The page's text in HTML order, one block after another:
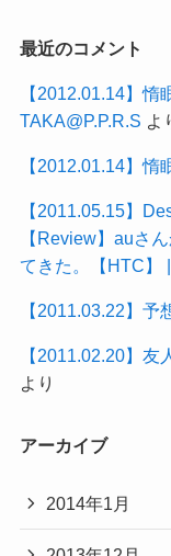
最近のコメント
【2012.01.14】惰
TAKA@P.P.R.S よ
【2012.01.14】惰
【2011.05.15】
【Review】auさ
てきた。【HTC】
【2011.03.22】予
【2011.02.20】友
より
アーカイブ
2014年1月